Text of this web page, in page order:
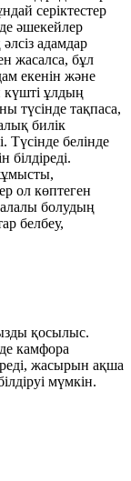
серіктестер
әшекейлер
адамдар
жасалса, бұл
екенін және
күшті ұлдың
түсінде тақпаса,
билік
Түсінде белінде
ол көптеген
болудың
белбеу,
қосылыс.
камфора
жасырын ақша
мүмкін.